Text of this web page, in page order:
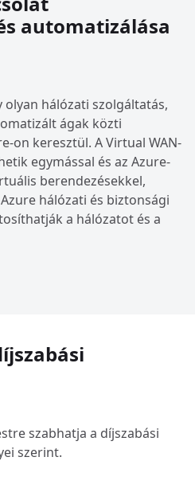
automatizálása
olyan hálózati szolgáltatás,
ágak közti
on keresztül. A Virtual WAN-
egymással és az Azure-
berendezésekkel,
hálózati és biztonsági
a hálózatot és a
szabhatja a díjszabási
szerint.